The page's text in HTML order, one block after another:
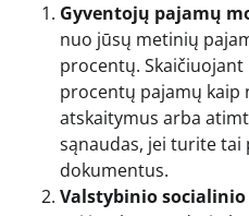
Gyventojų pajamų
nuo jūsų metinių
procentų.
procentų pajamų kaip
atskaitymus arba
sąnaudas, jei turite tai
dokumentus.
Valstybinio socialinio